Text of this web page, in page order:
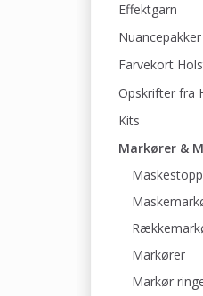
Effektgarn
Nuancepakker
Farvekort
Opskrifter fra
Kits
Markører &
Markører
Markør